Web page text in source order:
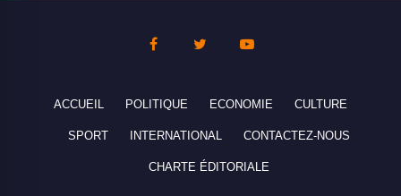
ACCUEIL POLITIQUE ECONOMIE CULTURE
SPORT INTERNATIONAL CONTACTEZ-NOUS
CHARTE ÉDITORIALE